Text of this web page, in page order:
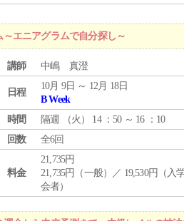
エニアグラムで自分探し～
講師 中嶋 真澄
日程
10月 9日 ～ 12月 18日
B Week
時間
隔週 （火 ） 14 ：50 ～ 16 ：10
回数
全6回
料金
21,735円
21,735円（一般）／ 19,530円（入
会者）